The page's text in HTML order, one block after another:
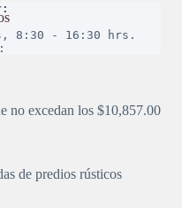
8:30 - 16:30 hrs.
no excedan los $10,857.00
de predios rústicos